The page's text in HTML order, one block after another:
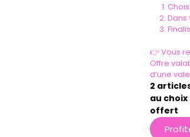
Ils parlent de
Dans
👉 Vous
Offre
d’une
2
au choix
offert